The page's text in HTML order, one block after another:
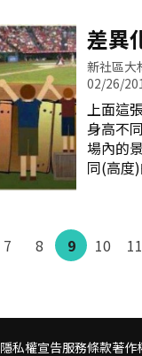
的課程
學
則輔以
其能發展得
輔導方面： 有職
享，我
彈性課
家長，
所從事
備什麼
從事各
破等等
學教育
樣的課
機，更
果最好的機會
力成行 在教育全球化的趨勢
下，現
都將與
不能只
提升學
際深度
差異
新社區大
02/26/
上面這
身高不
場內的
同(高度
始於個
著走的能力」
的能力
7 8 9 10 11
隱私權宣告服務條款著作